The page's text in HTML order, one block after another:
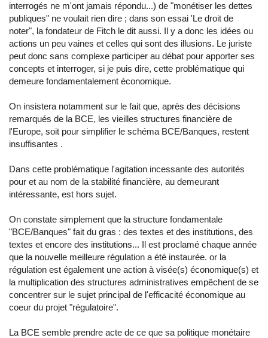
interrogés ne m'ont jamais répondu...) de "monétiser les dettes
publiques" ne voulait rien dire ; dans son essai 'Le droit de
noter", la fondateur de Fitch le dit aussi. Il y a donc les idées ou
actions un peu vaines et celles qui sont des illusions. Le juriste
peut donc sans complexe participer au débat pour apporter ses
concepts et interroger, si je puis dire, cette problématique qui
demeure fondamentalement économique.
On insistera notamment sur le fait que, après des décisions
remarqués de la BCE, les vieilles structures financière de
l'Europe, soit pour simplifier le schéma BCE/Banques, restent
insuffisantes .
Dans cette problématique l'agitation incessante des autorités
pour et au nom de la stabilité financière, au demeurant
intéressante, est hors sujet.
On constate simplement que la structure fondamentale
"BCE/Banques" fait du gras : des textes et des institutions, des
textes et encore des institutions... Il est proclamé chaque année
que la nouvelle meilleure régulation a été instaurée. or la
régulation est également une action à visée(s) économique(s) et
la multiplication des structures administratives empêchent de se
concentrer sur le sujet principal de l'efficacité économique au
coeur du projet "régulatoire".
La BCE semble prendre acte de ce que sa politique monétaire